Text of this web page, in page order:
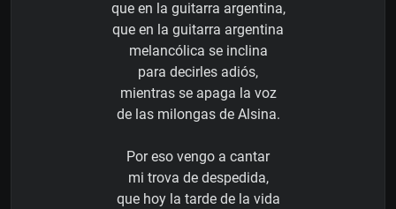
que en la guitarra argentina,
que en la guitarra argentina
melancólica se inclina
para decirles adiós,
mientras se apaga la voz
de las milongas de Alsina.
Por eso vengo a cantar
mi trova de despedida,
que hoy la tarde de la vida